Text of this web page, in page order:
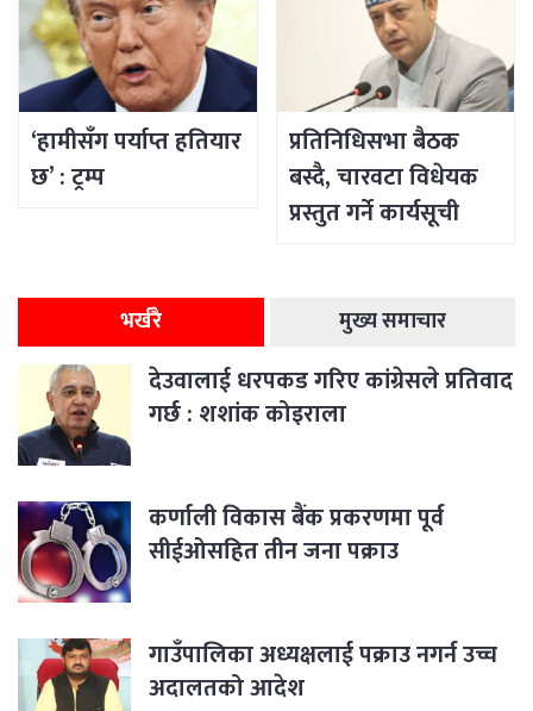
‘हामीसँग पर्याप्त हतियार
छ’ : ट्रम्प
प्रतिनिधिसभा बैठक
बस्दै, चारवटा विधेयक
प्रस्तुत गर्ने कार्यसूची
भर्खरै मुख्य समाचार
देउवालाई धरपकड गरिए कांग्रेसले प्रतिवाद
गर्छ : शशांक कोइराला
कर्णाली विकास बैंक प्रकरणमा पूर्व
सीईओसहित तीन जना पक्राउ
गाउँपालिका अध्यक्षलाई पक्राउ नगर्न उच्च
अदालतको आदेश